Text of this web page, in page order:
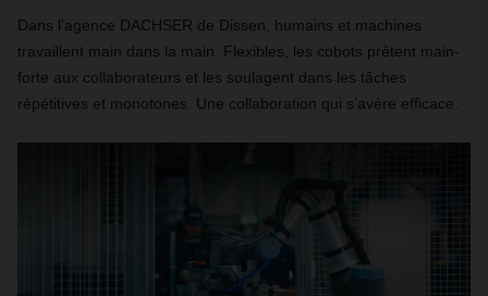
Dans l’agence DACHSER de Dissen, humains et machines
travaillent main dans la main. Flexibles, les cobots prêtent main-
forte aux collaborateurs et les soulagent dans les tâches
répétitives et monotones. Une collaboration qui s’avère efficace.